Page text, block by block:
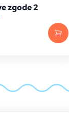
zgode 2